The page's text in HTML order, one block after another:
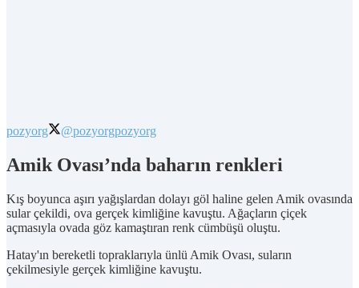
pozyorg @pozyorgpozyorg
Amik Ovası’nda baharın renkleri
Kış boyunca aşırı yağışlardan dolayı göl haline gelen Amik ovasında
sular çekildi, ova gerçek kimliğine kavuştu. Ağaçların çiçek
açmasıyla ovada göz kamaştıran renk cümbüşü oluştu.
Hatay'ın bereketli topraklarıyla ünlü Amik Ovası, suların
çekilmesiyle gerçek kimliğine kavuştu.